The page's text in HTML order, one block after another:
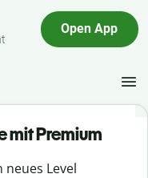
Open App
mit Premium
neues Level